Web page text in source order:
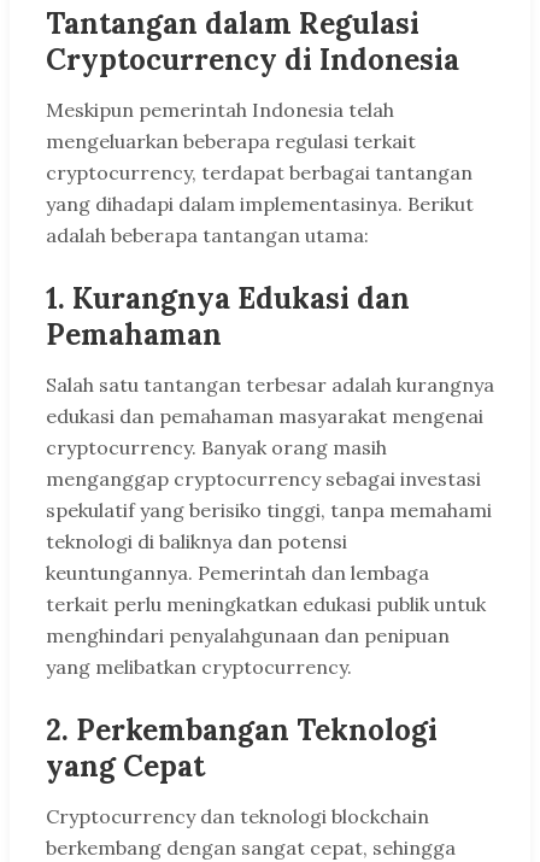
Tantangan dalam Regulasi
Cryptocurrency di Indonesia
Meskipun pemerintah Indonesia telah
mengeluarkan beberapa regulasi terkait
cryptocurrency, terdapat berbagai tantangan
yang dihadapi dalam implementasinya. Berikut
adalah beberapa tantangan utama:
1. Kurangnya Edukasi dan
Pemahaman
Salah satu tantangan terbesar adalah kurangnya
edukasi dan pemahaman masyarakat mengenai
cryptocurrency. Banyak orang masih
menganggap cryptocurrency sebagai investasi
spekulatif yang berisiko tinggi, tanpa memahami
teknologi di baliknya dan potensi
keuntungannya. Pemerintah dan lembaga
terkait perlu meningkatkan edukasi publik untuk
menghindari penyalahgunaan dan penipuan
yang melibatkan cryptocurrency.
2. Perkembangan Teknologi
yang Cepat
Cryptocurrency dan teknologi blockchain
berkembang dengan sangat cepat, sehingga